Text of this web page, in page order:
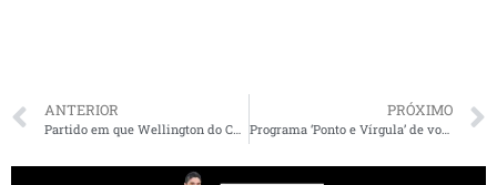
ANTERIOR
Partido em que Wellington do Curso aposta ser candidato, Aliança Pelo Brasil não deve participar das eleições
PRÓXIMO
Programa ‘Ponto e Vírgula’ de volta nesta segunda às 18h na Difusora FM